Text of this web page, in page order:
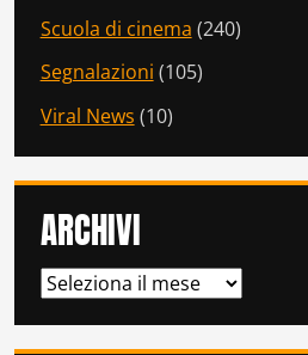
Scuola di cinema (240)
Segnalazioni (105)
Viral News (10)
ARCHIVI
ARCHIVI